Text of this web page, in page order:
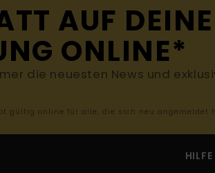
AUF DEINE
ONLINE*
die neuesten News und
gültig online für alle, die sich neu angemeldet
HILFE